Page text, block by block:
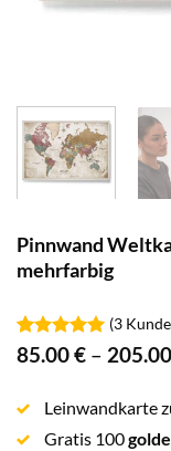
Pinnwand
mehrfarbig
Bewertet
mit5.00
basierend
3
Kundenbewertungen
(3
85.00€ – 205.00
Leinwandkarte
Gratis 100